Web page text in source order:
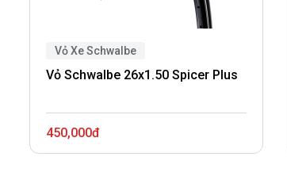
Vỏ Xe Schwalbe
Vỏ Schwalbe 26x1.50 Spicer Plus
450,000đ